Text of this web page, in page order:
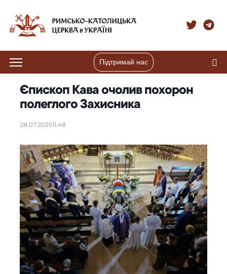
Підтримай нас
Єпископ Кава очолив похорон
полеглого Захисника
28.07.202511:48